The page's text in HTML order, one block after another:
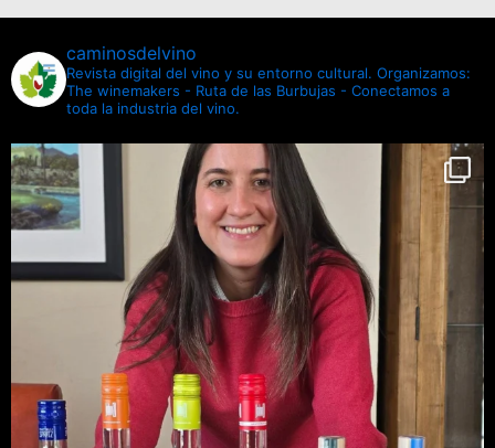
caminosdelvino
Revista digital del vino y su entorno cultural. Organizamos:
The winemakers - Ruta de las Burbujas - Conectamos a
toda la industria del vino.